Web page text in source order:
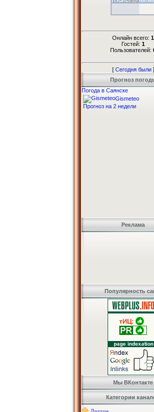
Онлайн всего: 1
Гостей: 1
Пользователей:
[ Сегодня были]
Прогноз
Погода в Саянске
Gismeteo
Прогноз на 2 недели
Реклама
Популярность
Мы ВКонтакте
Категории